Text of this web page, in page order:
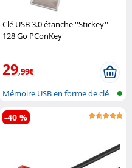
Clé USB 3.0 étanche ''Stickey'' -
128 Go PConKey
29,99€
Mémoire USB en forme de clé
-40 %